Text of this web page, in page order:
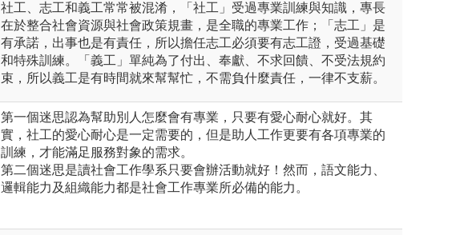
社工、志工和義工常常被混淆，「社工」受過專業訓練與知識，專長
在於整合社會資源與社會政策規畫，是全職的專業工作；「志工」是
有承諾，出事也是有責任，所以擔任志工必須要有志工證，受過基礎
和特殊訓練。「義工」單純為了付出、奉獻、不求回饋、不受法規約
束，所以義工是有時間就來幫幫忙，不需負什麼責任，一律不支薪。
第一個迷思認為幫助別人怎麼會有專業，只要有愛心耐心就好。其
實，社工的愛心耐心是一定需要的，但是助人工作更要有各項專業的
訓練，才能滿足服務對象的需求。
第二個迷思是讀社會工作學系只要會辦活動就好！然而，語文能力、
邏輯能力及組織能力都是社會工作專業所必備的能力。